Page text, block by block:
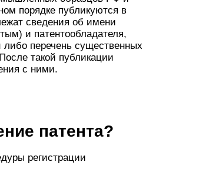
порядке публикуются в
сведения об имени
и патентообладателя,
перечень существенных
такой публикации
с ними.
патента?
регистрации